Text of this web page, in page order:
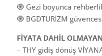
🧿 Gezi boyunca
🧿 BGDTURİZM
FİYATA DAHİL
– THY gidiş dönüş